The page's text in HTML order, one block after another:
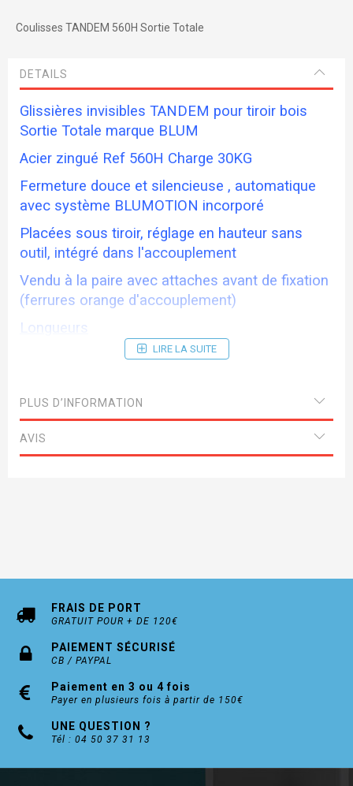
Coulisses TANDEM 560H Sortie Totale
DETAILS
Glissières invisibles TANDEM pour tiroir bois
Sortie Totale marque BLUM
Acier zingué Ref 560H Charge 30KG
Fermeture douce et silencieuse , automatique
avec système BLUMOTION incorporé
Placées sous tiroir, réglage en hauteur sans
outil, intégré dans l'accouplement
Vendu à la paire avec attaches avant de fixation
(ferrures orange d'accouplement)
Longueurs
560H35 350mm
560H40 400mm
LIRE LA SUITE
PLUS D’INFORMATION
AVIS
FRAIS DE PORT
GRATUIT POUR + DE 120€
PAIEMENT SÉCURISÉ
CB / PAYPAL
Paiement en 3 ou 4 fois
Payer en plusieurs fois à partir de 150€
UNE QUESTION ?
Tél : 04 50 37 31 13